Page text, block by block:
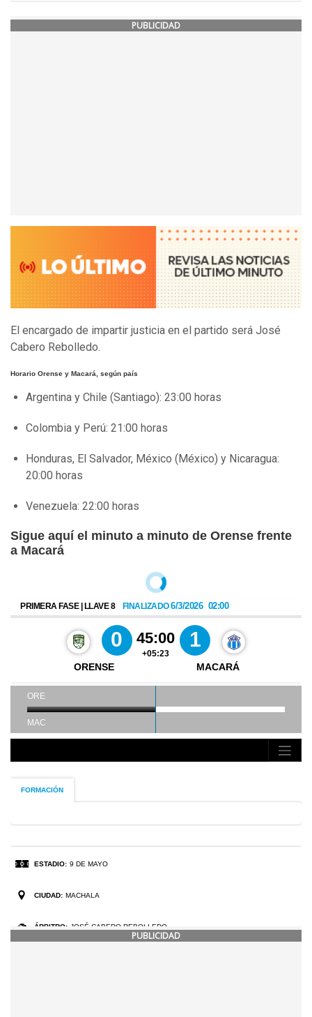
PUBLICIDAD
El encargado de impartir justicia en el partido será José
Cabero Rebolledo.
Horario Orense y Macará, según país
Argentina y Chile (Santiago): 23:00 horas
Colombia y Perú: 21:00 horas
Honduras, El Salvador, México (México) y Nicaragua:
20:00 horas
Venezuela: 22:00 horas
Sigue aquí el minuto a minuto de Orense frente
a Macará
PUBLICIDAD